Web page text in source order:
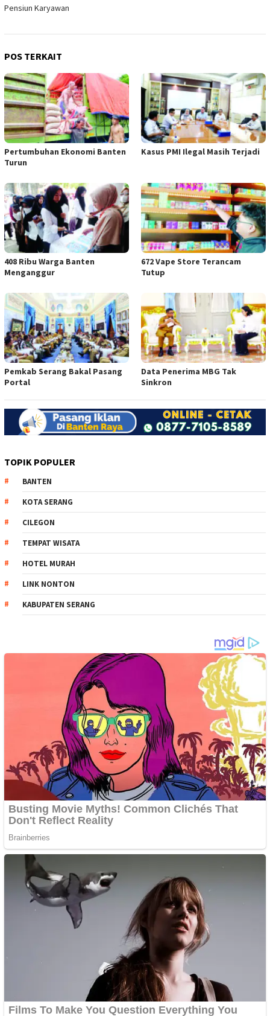
Pensiun Karyawan
POS TERKAIT
Pertumbuhan Ekonomi Banten
Turun
Kasus PMI Ilegal Masih Terjadi
408 Ribu Warga Banten
Menganggur
672 Vape Store Terancam
Tutup
Pemkab Serang Bakal Pasang
Portal
Data Penerima MBG Tak
Sinkron
TOPIK POPULER
BANTEN
KOTA SERANG
CILEGON
TEMPAT WISATA
HOTEL MURAH
LINK NONTON
KABUPATEN SERANG